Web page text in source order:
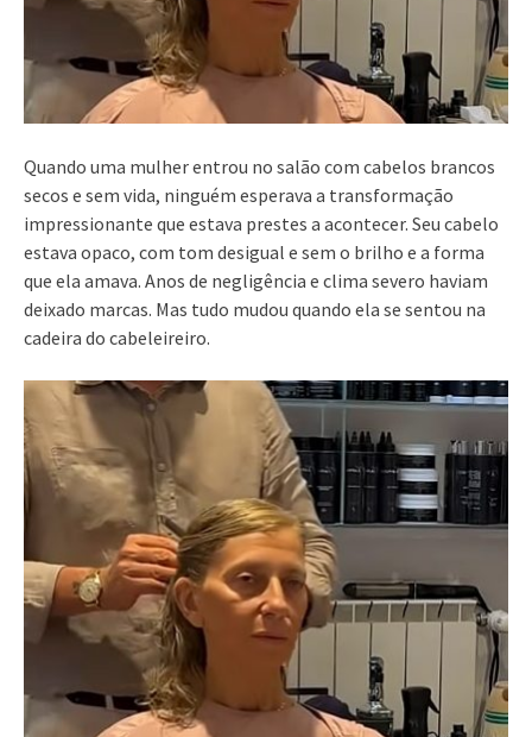
Quando uma mulher entrou no salão com cabelos brancos
secos e sem vida, ninguém esperava a transformação
impressionante que estava prestes a acontecer. Seu cabelo
estava opaco, com tom desigual e sem o brilho e a forma
que ela amava. Anos de negligência e clima severo haviam
deixado marcas. Mas tudo mudou quando ela se sentou na
cadeira do cabeleireiro.